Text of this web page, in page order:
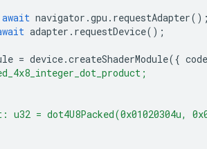
await navigator .gpu . requestAdapter
adapter . requestDevice();
= device.createShaderModule({ code
u32 = dot4U8Packed(0x01020304u,